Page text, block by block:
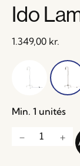
Ido
1.349,00 kr.
Min. 1 unités